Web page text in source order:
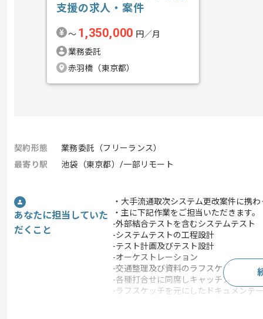
支援の求人・案件
〜 1,350,000 円／月
業務委託
赤羽橋（東京都）
契約形態
業務委託（フリーランス）
最寄り駅
池袋（東京都）/一部リモート
あなたに担当していた
だくこと
・大手流通取次システム更改案件に携
・主に下記作業をご担当いただきます。
-外部結合テストを含むシステムテスト
-システムテストの工程設計
-テスト計画及びテスト設計
-オーケストレーション
-交通整理及び資料のラフスケッチ作成
-各種打合せに同席しキャッチアップ
-ラフスケッチを元にしたドキュメンテ